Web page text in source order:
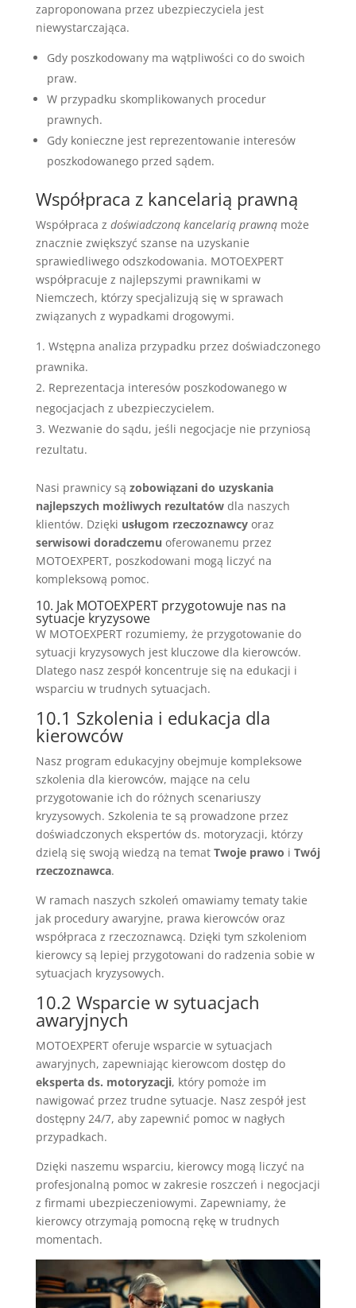
zaproponowana przez ubezpieczyciela jest
niewystarczająca.
Gdy poszkodowany ma wątpliwości co do swoich
praw.
W przypadku skomplikowanych procedur
prawnych.
Gdy konieczne jest reprezentowanie interesów
poszkodowanego przed sądem.
Współpraca z kancelarią prawną
Współpraca z doświadczoną kancelarią prawnąmoże
znacznie zwiększyć szanse na uzyskanie
sprawiedliwego odszkodowania. MOTOEXPERT
współpracuje z najlepszymi prawnikami w
Niemczech, którzy specjalizują się w sprawach
związanych z wypadkami drogowymi.
Wstępna analiza przypadku przez doświadczonego
prawnika.
Reprezentacja interesów poszkodowanego w
negocjacjach z ubezpieczycielem.
Wezwanie do sądu, jeśli negocjacje nie przyniosą
rezultatu.
Nasi prawnicy są zobowiązani do uzyskania
najlepszych możliwych rezultatówdla naszych
klientów. Dzięki usługom rzeczoznawcyoraz
serwisowi doradczemu oferowanemu przez
MOTOEXPERT, poszkodowani mogą liczyć na
kompleksową pomoc.
10. Jak MOTOEXPERT przygotowuje nas na
sytuacje kryzysowe
W MOTOEXPERT rozumiemy, że przygotowanie do
sytuacji kryzysowych jest kluczowe dla kierowców.
Dlatego nasz zespół koncentruje się na edukacji i
wsparciu w trudnych sytuacjach.
10.1 Szkolenia i edukacja dla
kierowców
Nasz program edukacyjny obejmuje kompleksowe
szkolenia dla kierowców, mające na celu
przygotowanie ich do różnych scenariuszy
kryzysowych. Szkolenia te są prowadzone przez
doświadczonych ekspertów ds. motoryzacji, którzy
dzielą się swoją wiedzą na temat Twoje prawo i Twój
rzeczoznawca.
W ramach naszych szkoleń omawiamy tematy takie
jak procedury awaryjne, prawa kierowców oraz
współpraca z rzeczoznawcą. Dzięki tym szkoleniom
kierowcy są lepiej przygotowani do radzenia sobie w
sytuacjach kryzysowych.
10.2 Wsparcie w sytuacjach
awaryjnych
MOTOEXPERT oferuje wsparcie w sytuacjach
awaryjnych, zapewniając kierowcom dostęp do
eksperta ds. motoryzacji, który pomoże im
nawigować przez trudne sytuacje. Nasz zespół jest
dostępny 24/7, aby zapewnić pomoc w nagłych
przypadkach.
Dzięki naszemu wsparciu, kierowcy mogą liczyć na
profesjonalną pomoc w zakresie roszczeń i negocjacji
z firmami ubezpieczeniowymi. Zapewniamy, że
kierowcy otrzymają pomocną rękę w trudnych
momentach.